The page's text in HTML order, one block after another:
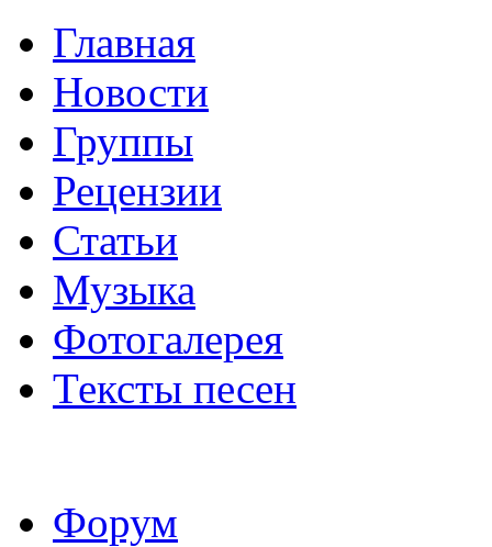
Главная
Новости
Группы
Рецензии
Статьи
Музыка
Фотогалерея
Тексты песен
Форум